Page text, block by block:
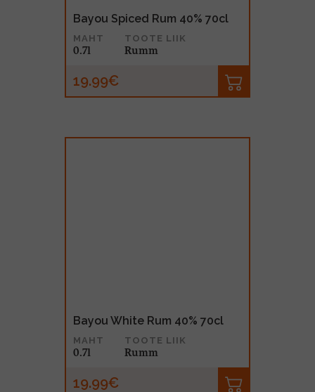
Bayou Spiced Rum 40% 70cl
MAHT
0.7l
TOOTE LIIK
Rumm
19.99€
Bayou White Rum 40% 70cl
MAHT
0.7l
TOOTE LIIK
Rumm
19.99€